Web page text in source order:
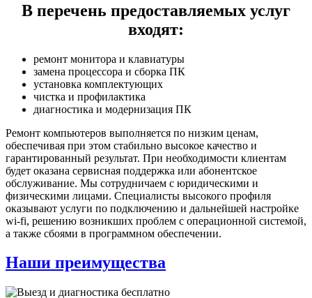
В перечень предоставляемых услуг
входят:
ремонт монитора и клавиатуры
замена процессора и сборка ПК
установка комплектующих
чистка и профилактика
диагностика и модернизация ПК
Ремонт компьютеров выполняется по низким ценам,
обеспечивая при этом стабильно высокое качество и
гарантированный результат. При необходимости клиентам
будет оказана сервисная поддержка или абонентское
обслуживание. Мы сотрудничаем с юридическими и
физическими лицами. Специалисты высокого профиля
оказывают услуги по подключению и дальнейшей настройке
wi-fi, решению возникших проблем с операционной системой,
а также сбоями в программном обеспечении.
Наши преимущества